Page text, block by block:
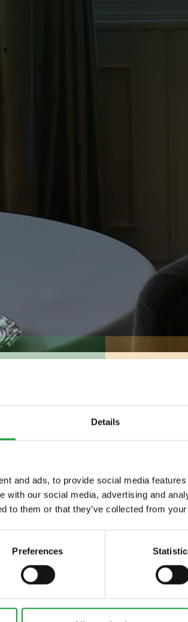
Details
and ads, to provide social media
with our social media, advertising and
to them or that they’ve collected from
Preferences
europei
300 gli additivi alimentari
la sicurezza degli alimenti
si aggiungono per migliorare
consistenza o per allungare i
comprende conservanti,
regolatori di acidità,
nel